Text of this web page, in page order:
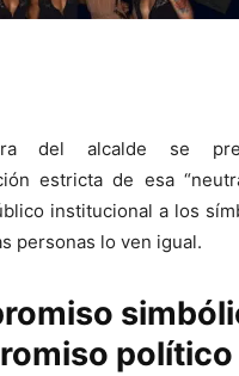
del alcalde se
estricta de esa
institucional a los
personas lo ven igual.
político